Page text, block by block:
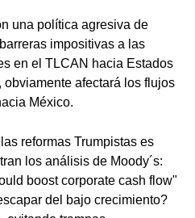
una política agresiva de
impositivas a las
en el TLCAN hacia Estados
obviamente afectará los flujos
México.
reformas Trumpistas es
los análisis de Moody´s:
boost corporate cash flow"
del bajo crecimiento?